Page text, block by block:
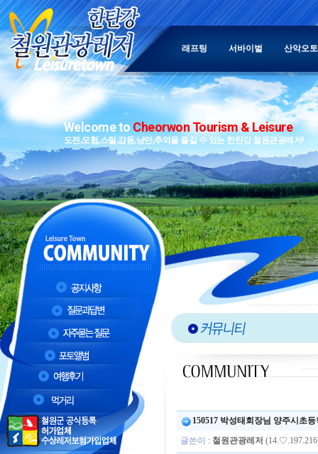
Welcome to Cheorwon Tourism & Leisure
도전,모험,스릴,감동,낭만,추억을 즐길 수 있는 한탄강 철원관광레저!
래프팅 서바이벌 산악오
150517 박성태회장님 양주시초
글쓴이
: 철원관광레저